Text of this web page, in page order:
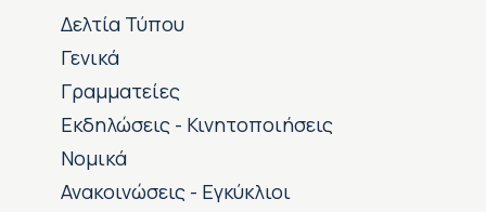
Δελτία Τύπου
Γενικά
Γραμματείες
Εκδηλώσεις - Κινητοποιήσεις
Νομικά
Ανακοινώσεις - Εγκύκλιοι